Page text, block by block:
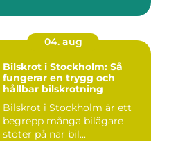
04. aug
Bilskrot i Stockholm: Så
fungerar en trygg och
hållbar bilskrotning
Bilskrot i Stockholm är ett
begrepp många bilägare
stöter på när bil...